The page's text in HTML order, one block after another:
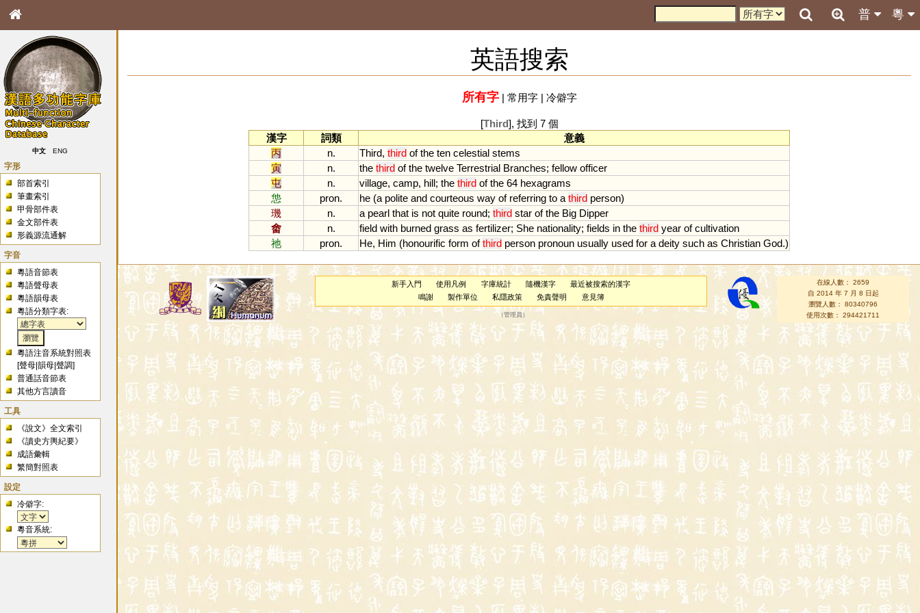
粵
普
中文 ENG
字形
部首索引
筆畫索引
甲骨部件表
金文部件表
形義源流通解
字音
粵語音節表
粵語聲母表
粵語韻母表
粵語分類字表:
粵語注音系統對照表
[聲母 |韻母 |聲調]
普通話音節表
其他方言讀音
工具
《說文》全文索引
《讀史方輿紀要》
成語彙輯
繁簡對照表
設定
冷僻字:
粵音系統:
英語搜索
所有字| 常用字| 冷僻字
[Third], 找到 7 個
漢字
詞類
意義
丙
n. Third, third of the ten celestial stems
寅
n. the third of the twelve Terrestrial Branches; fellow officer
屯
n. village, camp, hill; the third of the 64 hexagrams
怹
pron. he (a polite and courteous way of referring to a third person)
璣
n. a pearl that is not quite round; third star of the Big Dipper
畬
n. field with burned grass as fertilizer; She nationality; fields in the third year of cultivation
祂
pron. He, Him (honourific form of third person pronoun usually used for a deity such as Christian God.)
新手入門 使用凡例 字庫統計 隨機漢字
最近被搜索的漢字
鳴謝
製作單位 私隱政策 免責聲明 意見簿
（管理員 ）
在線人數： 2659
自 2014 年 7 月 8 日起
瀏覽人數： 80340796
使用次數： 294421711